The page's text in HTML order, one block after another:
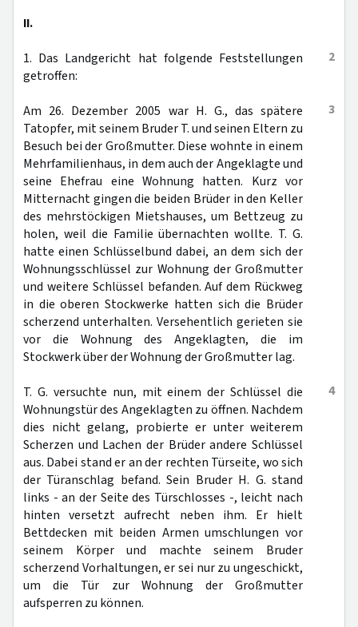
II.
2
1. Das Landgericht hat folgende Feststellungen
getroffen:
3
Am 26. Dezember 2005 war H. G., das spätere
Tatopfer, mit seinem Bruder T. und seinen Eltern zu
Besuch bei der Großmutter. Diese wohnte in einem
Mehrfamilienhaus, in dem auch der Angeklagte und
seine Ehefrau eine Wohnung hatten. Kurz vor
Mitternacht gingen die beiden Brüder in den Keller
des mehrstöckigen Mietshauses, um Bettzeug zu
holen, weil die Familie übernachten wollte. T. G.
hatte einen Schlüsselbund dabei, an dem sich der
Wohnungsschlüssel zur Wohnung der Großmutter
und weitere Schlüssel befanden. Auf dem Rückweg
in die oberen Stockwerke hatten sich die Brüder
scherzend unterhalten. Versehentlich gerieten sie
vor die Wohnung des Angeklagten, die im
Stockwerk über der Wohnung der Großmutter lag.
4
T. G. versuchte nun, mit einem der Schlüssel die
Wohnungstür des Angeklagten zu öffnen. Nachdem
dies nicht gelang, probierte er unter weiterem
Scherzen und Lachen der Brüder andere Schlüssel
aus. Dabei stand er an der rechten Türseite, wo sich
der Türanschlag befand. Sein Bruder H. G. stand
links - an der Seite des Türschlosses -, leicht nach
hinten versetzt aufrecht neben ihm. Er hielt
Bettdecken mit beiden Armen umschlungen vor
seinem Körper und machte seinem Bruder
scherzend Vorhaltungen, er sei nur zu ungeschickt,
um die Tür zur Wohnung der Großmutter
aufsperren zu können.